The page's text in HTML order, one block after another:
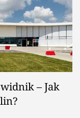
– Jak